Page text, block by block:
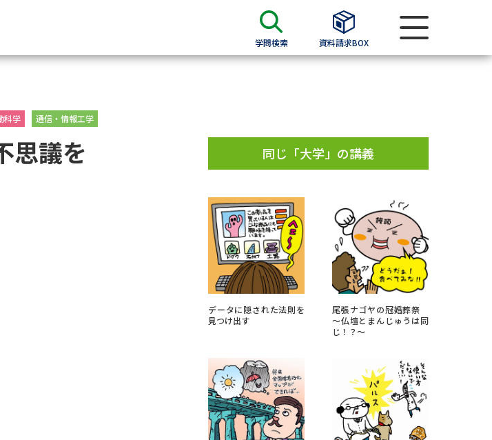
学問検索 資料請求BOX
学・短大の資料種類から請求
大学パンフ
学部・学科パンフ
過去問題集
留学・進学関連、塾・予備校
高等学校卒業程度認定試験
小学校教員資格認定試験
科学 通信・情報工学
思議を
同じ「大学」の講義
データに隠された法則を
見つけ出す
尾張ナゴヤの冠婚葬祭
～仏壇とまんじゅうは同
じ！？～